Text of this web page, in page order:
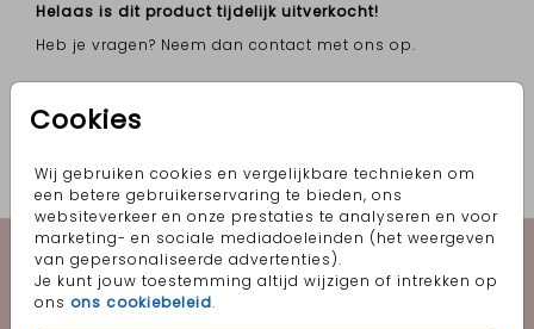
Cookies
Wij gebruiken cookies en vergelijkbare technieken om
een betere gebruikerservaring te bieden, ons
websiteverkeer en onze prestaties te analyseren en voor
marketing- en sociale mediadoeleinden (het weergeven
van gepersonaliseerde advertenties).
Je kunt jouw toestemming altijd wijzigen of intrekken op
ons ons cookiebeleid.
Helaas is dit product tijdelijk uitverkocht!
Heb je vragen? Neem dan contact met ons op.
OMSCHRIJVING
Hippe witte sluitzegel met in het midden een
Prijs:€ 6,50 per 25 zegels
Geboorte
Trouwen